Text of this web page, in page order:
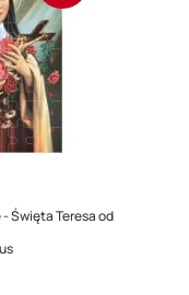
Święta Teresa od